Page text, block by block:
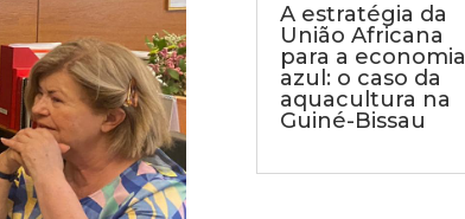
A estratégia da
União Africana
para a economia
azul: o caso da
aquacultura na
Guiné-Bissau